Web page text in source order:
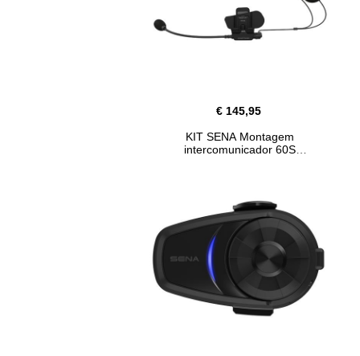
€ 145,95
KIT SENA Montagem
intercomunicador 60S